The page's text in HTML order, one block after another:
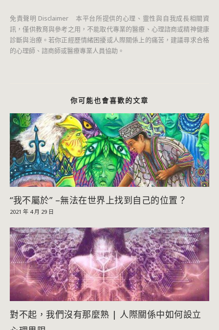
免責聲明 Disclaimer 本平台所提供的心理、靈性與自我成長相關資
訊，僅供教育與參考之用，不能取代專業的醫療、心理諮商或精神健康
診斷與治療。若你正經歷情緒困擾或人際關係上的痛苦，建議尋求合格
的心理師、諮商師或醫療專業人員協助。
你可能也會喜歡的文章
“我不屬於” –無法在世界上找到自己的位置？
2021 年 4 月 29 日
對不起，我們沒有那麼熟 | 人際關係中如何設立